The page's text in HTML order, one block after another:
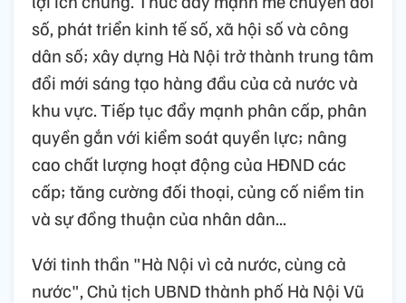
số, phát triển kinh tế số, xã hội số và công
dân số; xây dựng Hà Nội trở thành trung tâm
đổi mới sáng tạo hàng đầu của cả nước và
khu vực. Tiếp tục đẩy mạnh phân cấp, phân
quyền gắn với kiểm soát quyền lực; nâng
cao chất lượng hoạt động của HĐND các
cấp; tăng cường đối thoại, củng cố niềm tin
và sự đồng thuận của nhân dân...
Với tinh thần "Hà Nội vì cả nước, cùng cả
nước", Chủ tịch UBND thành phố Hà Nội Vũ